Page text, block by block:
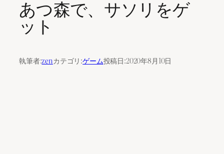
あつ森で、サソリをゲ
ット
執筆者:zenカテゴリ:ゲーム投稿日:2020年8月10日